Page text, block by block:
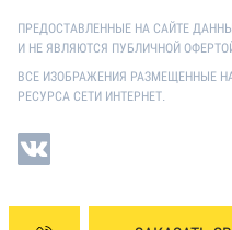
ПРЕДОСТАВЛЕННЫЕ НА САЙТЕ
И НЕ ЯВЛЯЮТСЯ ПУБЛИЧНОЙ
ВСЕ ИЗОБРАЖЕНИЯ РАЗМЕЩЕННЫЕ
РЕСУРСА СЕТИ ИНТЕРНЕТ.